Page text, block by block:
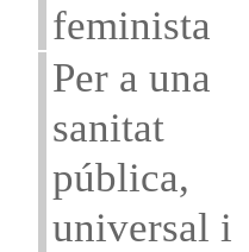
feminista
Per a una
sanitat
pública,
universal i